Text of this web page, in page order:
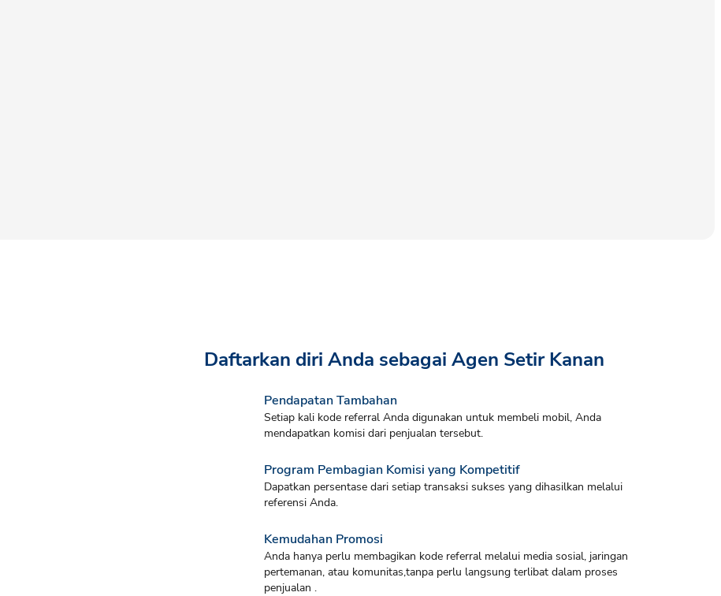
Daftarkan diri Anda sebagai Agen Setir Kanan
Pendapatan Tambahan
Setiap kali kode referral Anda digunakan untuk membeli mobil, Anda
mendapatkan komisi dari penjualan tersebut.
Program Pembagian Komisi yang Kompetitif
Dapatkan persentase dari setiap transaksi sukses yang dihasilkan melalui
referensi Anda.
Kemudahan Promosi
Anda hanya perlu membagikan kode referral melalui media sosial, jaringan
pertemanan, atau komunitas,tanpa perlu langsung terlibat dalam proses
penjualan .